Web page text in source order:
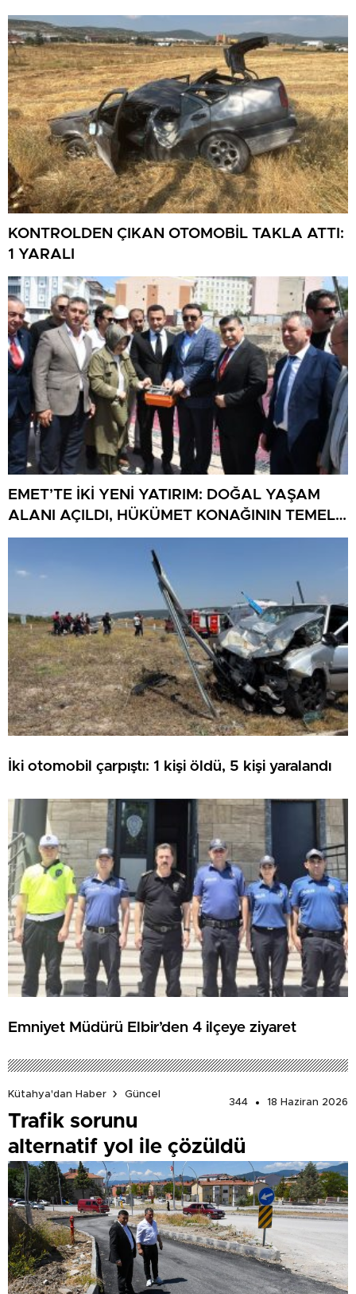
KONTROLDEN ÇIKAN OTOMOBİL TAKLA ATTI:
1 YARALI
EMET’TE İKİ YENİ YATIRIM: DOĞAL YAŞAM
ALANI AÇILDI, HÜKÜMET KONAĞININ TEMELİ
ATILDI
İki otomobil çarpıştı: 1 kişi öldü, 5 kişi yaralandı
Emniyet Müdürü Elbir’den 4 ilçeye ziyaret
Kütahya'dan Haber
Güncel
344
18 Haziran 2026
Trafik sorunu
alternatif yol ile çözüldü